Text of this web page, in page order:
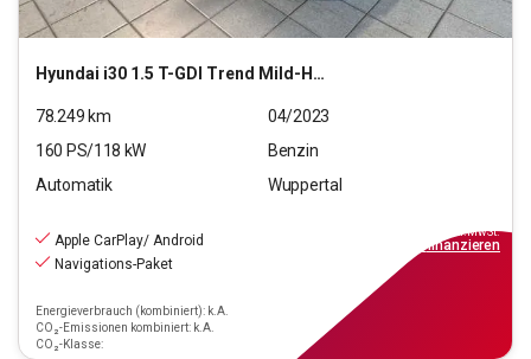
Hyundai i30 1.5 T-GDI Trend Mild-Hybrid (EURO 6d)(OPF)
78.249 km
04/2023
160 PS/118 kW
Benzin
Automatik
Wuppertal
Apple CarPlay/ Android
Navigations-Paket
Energieverbrauch (kombiniert): k.A.
CO₂-Emissionen kombiniert: k.A.
CO₂-Klasse:
inkl.MwSt.
finanzieren